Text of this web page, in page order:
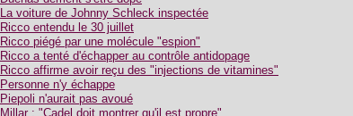
La voiture de Johnny Schleck inspectée
Ricco entendu le 30 juillet
Ricco piégé par une molécule "espion"
Ricco a tenté d'échapper au contrôle antidopage
Ricco affirme avoir reçu des "injections de vitamines"
Personne n'y échappe
Piepoli n'aurait pas avoué
Millar : "Cadel doit montrer qu'il est propre"